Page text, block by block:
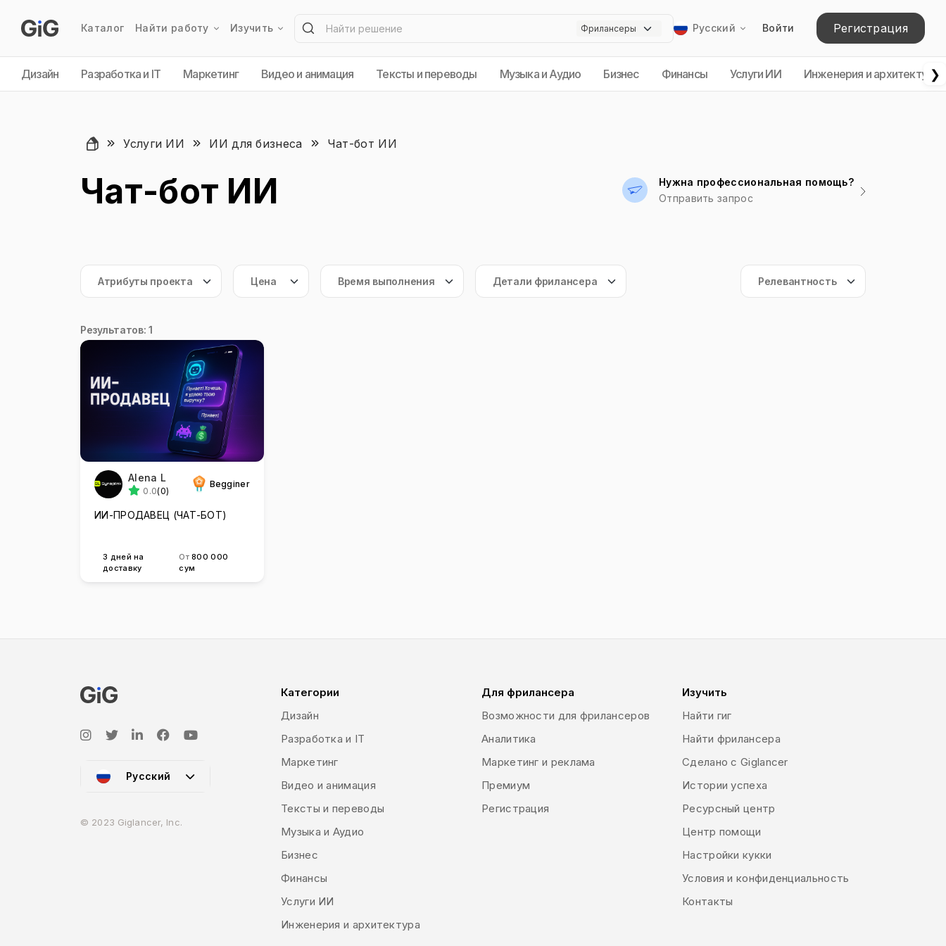
Каталог Найти работу Изучить Русский Войти Регистрация
Дизайн Разработка и IT Маркетинг Видео и анимация Тексты и переводы Музыка и Аудио Бизнес Финансы Услуги ИИ Инженерия и архитектура
❯
Услуги ИИ ИИ для бизнеса Чат-бот ИИ
Чат-бот ИИ
Нужна профессиональная помощь?
Отправить запрос
Результатов: 1
Alena L
0.0(0)
Begginer
ИИ-ПРОДАВЕЦ (ЧАТ-БОТ)
3 дней на
доставку
От800 000
сум
Русский
© 2023 Giglancer, Inc.
Категории
Дизайн
Разработка и IT
Маркетинг
Видео и анимация
Тексты и переводы
Музыка и Аудио
Бизнес
Финансы
Услуги ИИ
Инженерия и архитектура
Для фрилансера
Возможности для фрилансеров
Аналитика
Маркетинг и реклама
Премиум
Регистрация
Изучить
Найти гиг
Найти фрилансера
Сделано с Giglancer
Истории успеха
Ресурсный центр
Центр помощи
Настройки кукки
Условия и конфиденциальность
Контакты